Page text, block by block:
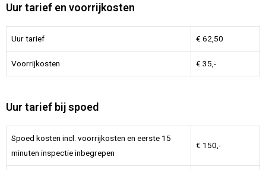
Uur tarief en voorrijkosten
Uur tarief € 62,50
Voorrijkosten € 35,-
Uur tarief bij spoed
Spoed kosten incl. voorrijkosten en eerste 15
minuten inspectie inbegrepen
€ 150,-